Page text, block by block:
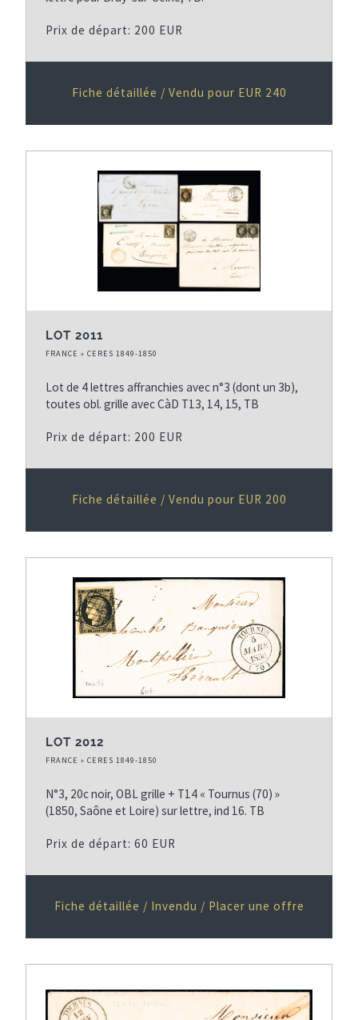
Prix de départ: 200 EUR
Fiche détaillée / Vendu pour EUR 240
LOT 2011
FRANCE » CERES 1849-1850
Lot de 4 lettres affranchies avec n°3 (dont un 3b),
toutes obl. grille avec CàD T13, 14, 15, TB
Prix de départ: 200 EUR
Fiche détaillée / Vendu pour EUR 200
LOT 2012
FRANCE » CERES 1849-1850
N°3, 20c noir, OBL grille + T14 « Tournus (70) »
(1850, Saône et Loire) sur lettre, ind 16. TB
Prix de départ: 60 EUR
Fiche détaillée / Invendu / Placer une offre